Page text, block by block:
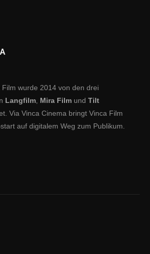
wurde 2014 von den drei
Langfilm Mira Film und Tilt
Via Vinca Cinema bringt Vinca Film
auf digitalem Weg zum Publikum.